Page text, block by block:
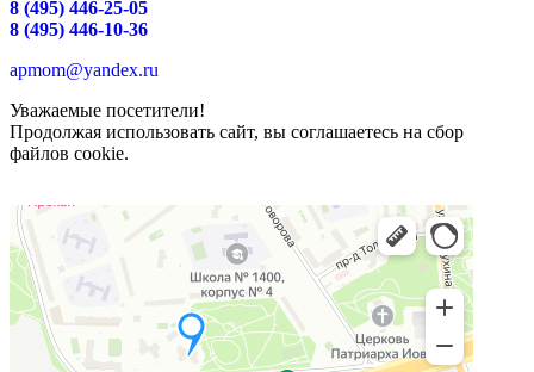
8 (495) 446-25-05
8 (495) 446-10-36
apmom@yandex.ru
Уважаемые посетители!
Продолжая использовать сайт, вы соглашаетесь на сбор
файлов cookie.